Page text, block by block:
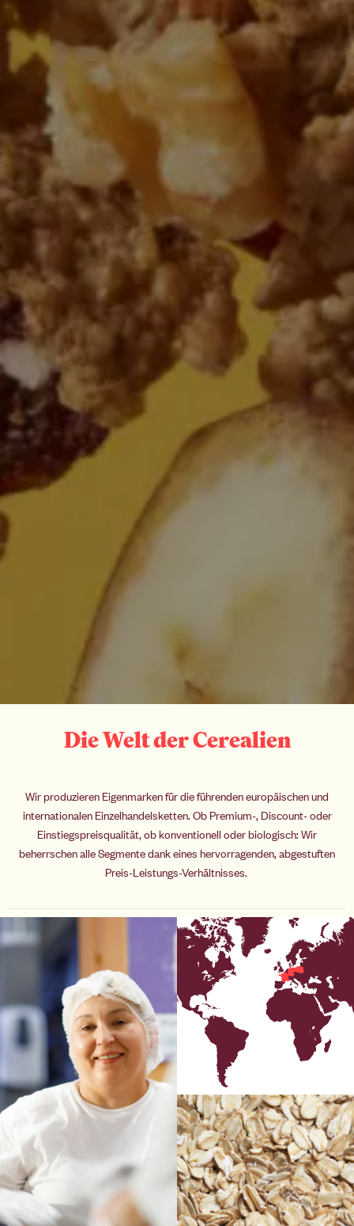
Die Welt der Cerealien
Wir produzieren Eigenmarken für die führenden europäischen und
internationalen Einzelhandelsketten. Ob Premium-, Discount- oder
Einstiegspreisqualität, ob konventionell oder biologisch: Wir
beherrschen alle Segmente dank eines hervorragenden, abgestuften
Preis-Leistungs-Verhältnisses.